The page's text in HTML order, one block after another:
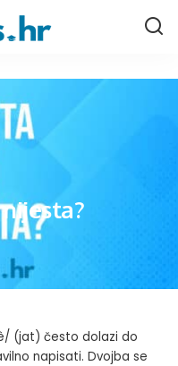
(jat) često dolazi do
napisati. Dvojba se